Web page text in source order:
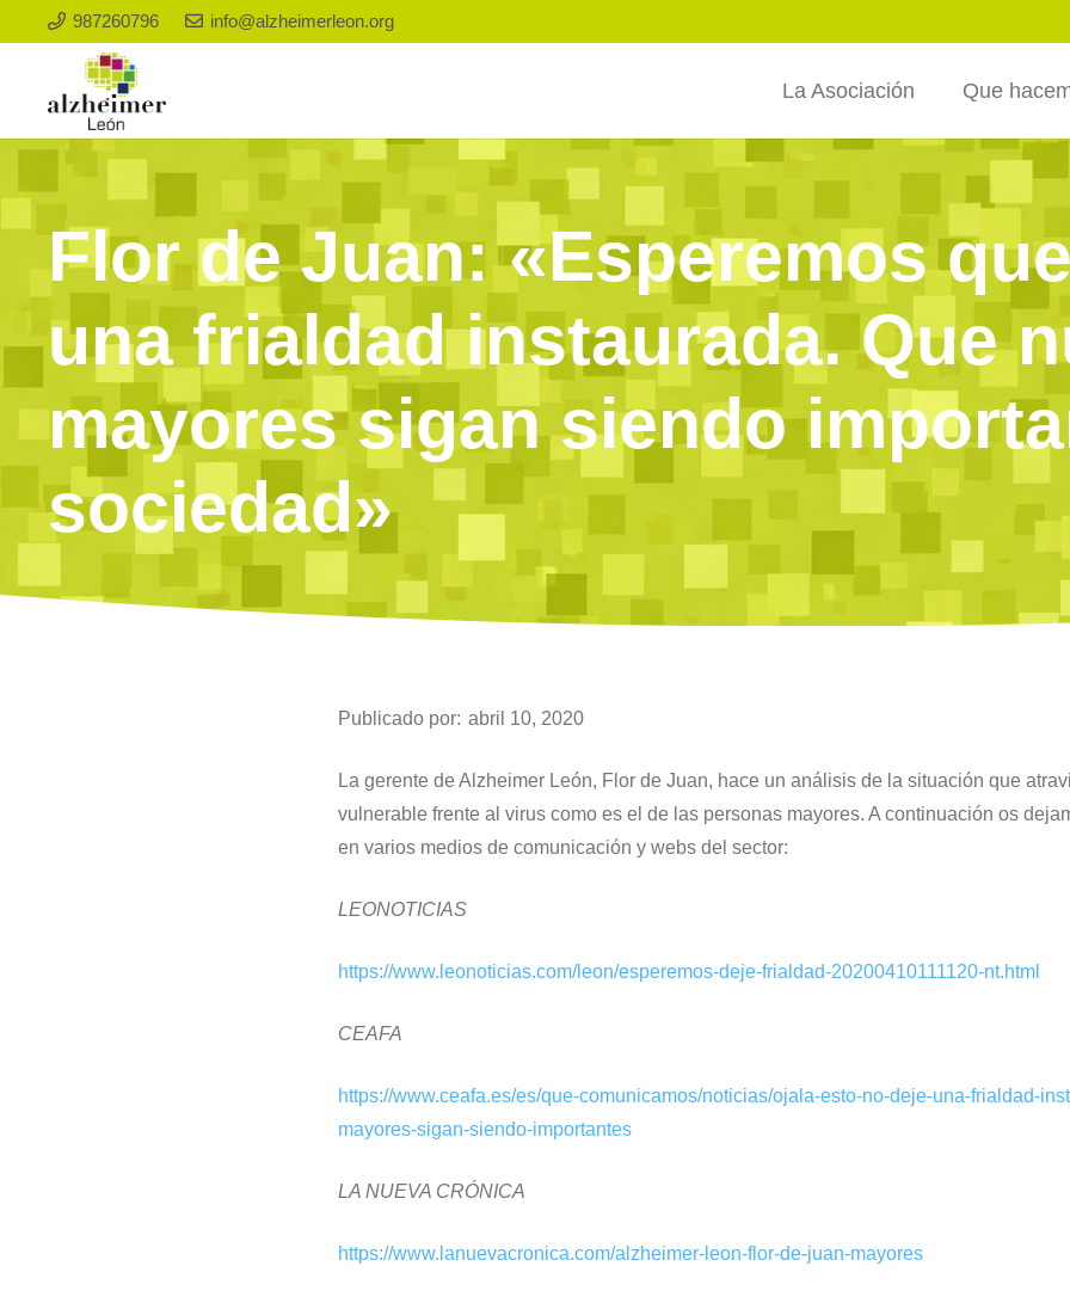
987260796 info@alzheimerleon.org
La Asociación Que
Flor de Juan: «Esperemos
una frialdad instaurada. Que
mayores sigan siendo
sociedad»
Publicado por: abril 10, 2020
La gerente de Alzheimer León, Flor de Juan, hace un análisis de la situación que
vulnerable frente al virus como es el de las personas mayores. A continuación os
en varios medios de comunicación y webs del sector:
LEONOTICIAS
https://www.leonoticias.com/leon/esperemos-deje-frialdad-20200410111120-nt.html
CEAFA
https://www.ceafa.es/es/que-comunicamos/noticias/ojala-esto-no-deje-una-frialdad-
mayores-sigan-siendo-importantes
LA NUEVA CRÓNICA
https://www.lanuevacronica.com/alzheimer-leon-flor-de-juan-mayores